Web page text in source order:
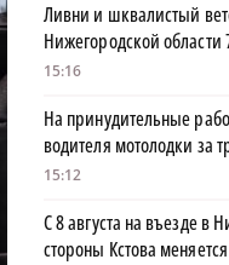
Ливни и шквалистый
Нижегородской области
15:16
На принудительные
водителя мотолодки за
15:12
С 8 августа на въезде в
стороны Кстова